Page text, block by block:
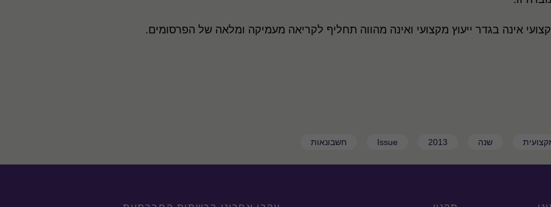
אינה בגדר ייעוץ מקצועי ואינה מהווה תחליף לקריאה מעמיקה ומלאה של הפרסומים.
שנה 2013
Issue חשבונאות